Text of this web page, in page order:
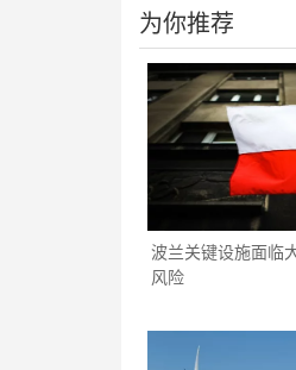
为你推荐
波兰关键设施面临
风险